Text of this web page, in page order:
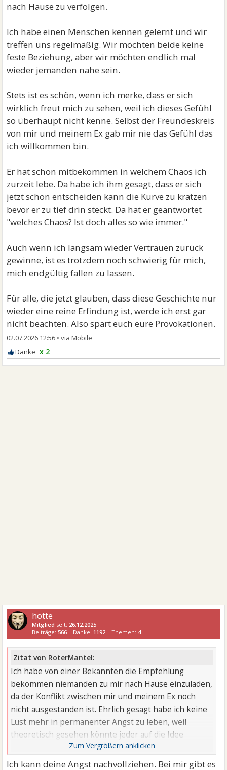
nach Hause zu verfolgen.
Ich habe einen Menschen kennen gelernt und wir
treffen uns regelmäßig. Wir möchten beide keine
feste Beziehung, aber wir möchten endlich mal
wieder jemanden nahe sein.
Stets ist es schön, wenn ich merke, dass er sich
wirklich freut mich zu sehen, weil ich dieses Gefühl
so überhaupt nicht kenne. Selbst der Freundeskreis
von mir und meinem Ex gab mir nie das Gefühl das
ich willkommen bin.
Er hat schon mitbekommen in welchem Chaos ich
zurzeit lebe. Da habe ich ihm gesagt, dass er sich
jetzt schon entscheiden kann die Kurve zu kratzen
bevor er zu tief drin steckt. Da hat er geantwortet
"welches Chaos? Ist doch alles so wie immer."
Auch wenn ich langsam wieder Vertrauen zurück
gewinne, ist es trotzdem noch schwierig für mich,
mich endgültig fallen zu lassen.
Für alle, die jetzt glauben, dass diese Geschichte nur
wieder eine reine Erfindung ist, werde ich erst gar
nicht beachten. Also spart euch eure Provokationen.
02.07.2026 12:56 •
x 2
hotte
Mitglied seit: 26.12.2025
Beiträge:566 Danke: 1192 Themen: 4
Zitat von RoterMantel:
Ich habe von einer Bekannten die Empfehlung
bekommen niemanden zu mir nach Hause einzuladen,
da der Konflikt zwischen mir und meinem Ex noch
nicht ausgestanden ist. Ehrlich gesagt habe ich keine
Lust mehr in permanenter Angst zu leben, weil
theoretisch gesehen könnte jeder auf die Idee
kommen mich bis nach Hause zu ...
Ich kann deine Angst nachvollziehen. Bei mir gibt es